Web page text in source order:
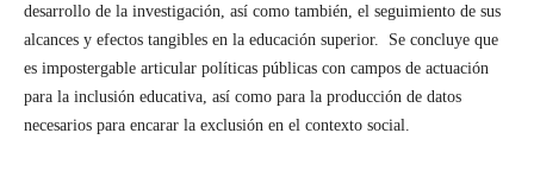
desarrollo de la investigación, así como también, el seguimiento de sus
alcances y efectos tangibles en la educación superior. Se concluye que
es impostergable articular políticas públicas con campos de actuación
para la inclusión educativa, así como para la producción de datos
necesarios para encarar la exclusión en el contexto social.